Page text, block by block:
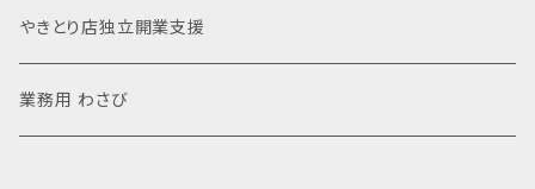
やきとり店独立開業支援
業務用 わさび